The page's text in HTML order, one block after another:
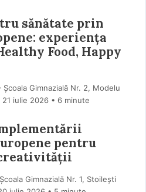
sănătate prin
experiența
Food, Happy
Școala Gimnazială Nr. 2, Modelu
21 iulie 2026 • 6 minute
pentru
Gimnazială Nr. 1, Stoilești